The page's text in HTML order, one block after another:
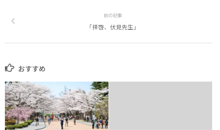
前の記事
「拝啓、伏見先生」
おすすめ